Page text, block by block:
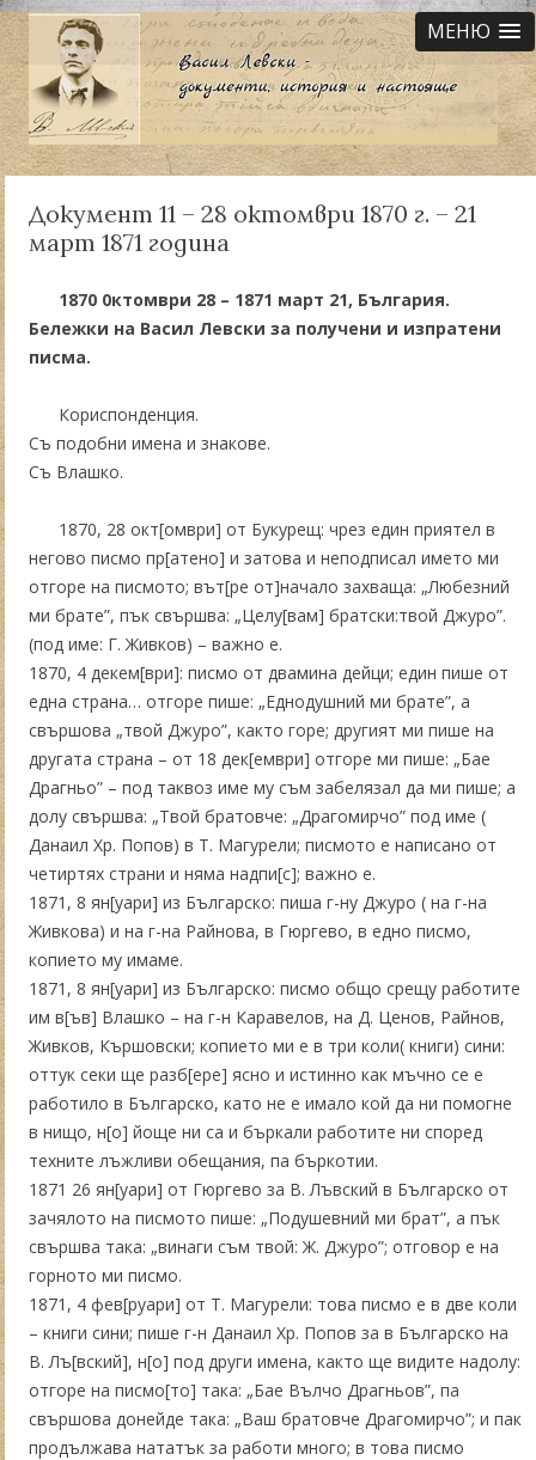
МЕНЮ
Документ 11 – 28 октомври 1870 г. – 21
март 1871 година
1870 0ктомври 28 – 1871 март 21, България.
Бележки на Васил Левски за получени и изпратени
писма.
Кориспонденция.
Съ подобни имена и знакове.
Съ Влашко.
1870, 28 окт[омври] от Букурещ: чрез един приятел в
негово писмо пр[атено] и затова и неподписал името ми
отгоре на писмото; вът[ре от]начало захваща: „Любезний
ми брате”, пък свършва: „Целу[вам] братски:твой Джуро”.
(под име: Г. Живков) – важно е.
1870, 4 декем[ври]: писмо от двамина дейци; един пише от
една страна… отгоре пише: „Еднодушний ми брате”, а
свършова „твой Джуро”, както горе; другият ми пише на
другата страна – от 18 дек[ември] отгоре ми пише: „Бае
Драгньо” – под таквоз име му съм забелязал да ми пише; а
долу свършва: „Твой братовче: „Драгомирчо” под име (
Данаил Хр. Попов) в Т. Магурели; писмото е написано от
четиртях страни и няма надпи[с]; важно е.
1871, 8 ян[уари] из Българско: пиша г-ну Джуро ( на г-на
Живкова) и на г-на Райнова, в Гюргево, в едно писмо,
копието му имаме.
1871, 8 ян[уари] из Българско: писмо общо срещу работите
им в[ъв] Влашко – на г-н Каравелов, на Д. Ценов, Райнов,
Живков, Кършовски; копието ми е в три коли( книги) сини:
оттук секи ще разб[ере] ясно и истинно как мъчно се е
работило в Българско, като не е имало кой да ни помогне
в нищо, н[о] йоще ни са и бъркали работите ни според
техните лъжливи обещания, па бъркотии.
1871 26 ян[уари] от Гюргево за В. Лъвский в Българско от
зачялото на писмото пише: „Подушевний ми брат”, а пък
свършва така: „винаги съм твой: Ж. Джуро”; отговор е на
горното ми писмо.
1871, 4 фев[руари] от Т. Магурели: това писмо е в две коли
– книги сини; пише г-н Данаил Хр. Попов за в Българско на
В. Лъ[вский], н[о] под други имена, както ще видите надолу:
отгоре на писмо[то] така: „Бае Вълчо Драгньов”, па
свършова донейде така: „Ваш братовче Драгомирчо”; и пак
продължава нататък за работи много; в това писмо